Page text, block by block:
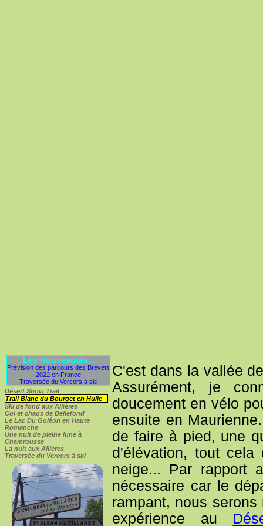
Les Nouveautés...
Prévision des parcours des Brevets
2022 en France
Traversée du Vercors à ski
Désert Snow Trail
Trail Blanc du Bourget en Huile
Ski de fond aux Allières
Col et chaos de Bellefond
Le Lac Du Goléon en Haute
Romanche
Une nuit de pleine lune à
Chamrousse
La nuit aux Allières
Traversée du Vercors à ski
C'est dans la vallée
Assurément, je
doucement en vélo
ensuite en
de faire à pied, une
d'élévation, tout cela
neige... Par rapport
nécessaire car le
rampant, nous
expérience au